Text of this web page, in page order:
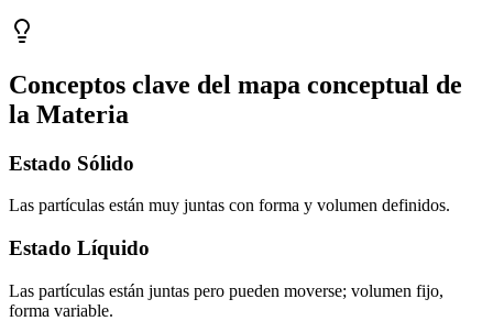
Conceptos clave del mapa conceptual de
la Materia
Estado Sólido
Las partículas están muy juntas con forma y volumen definidos.
Estado Líquido
Las partículas están juntas pero pueden moverse; volumen fijo,
forma variable.